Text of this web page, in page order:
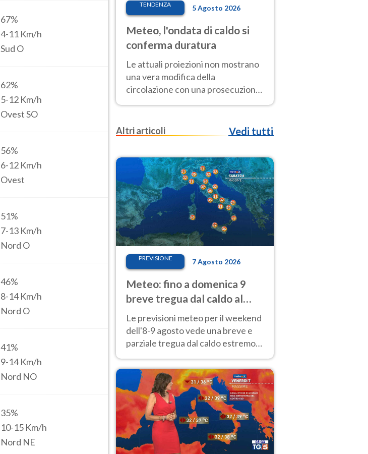
67%
4-11 Km/h
Sud O
62%
5-12 Km/h
Ovest SO
56%
6-12 Km/h
Ovest
51%
7-13 Km/h
Nord O
46%
8-14Km/h
Nord O
41%
9-14Km/h
Nord NO
35%
10-15 Km/h
Nord NE
TENDENZA 5 Agosto 2026
Meteo, l'ondata di caldo si
conferma duratura
Le attuali proiezioni non mostrano
una vera modifica della
circolazione con una prosecuzione
del caldo fuori scala per molti
Ferragosto
Altri articoli Vedi tutti
PREVISIONE 7 Agosto 2026
Meteo: fino a domenica 9
breve tregua dal caldo al
Nord! Altrove calura e afa
Le previsioni meteo per il weekend
dell'8-9 agosto vede una breve e
parziale tregua dal caldo estremo
40 gradi.